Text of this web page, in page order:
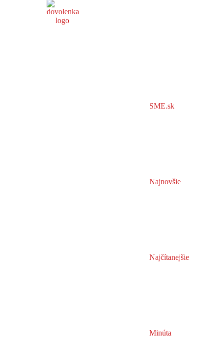
SME.sk
Najnovšie
Najčítanejšie
Minúta